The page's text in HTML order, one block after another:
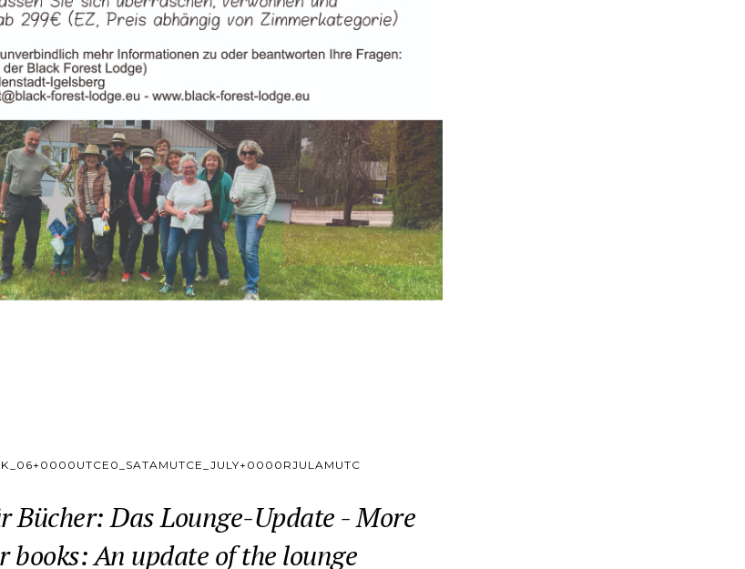
Bücher: Das Lounge-Update - More
books: An update of the lounge